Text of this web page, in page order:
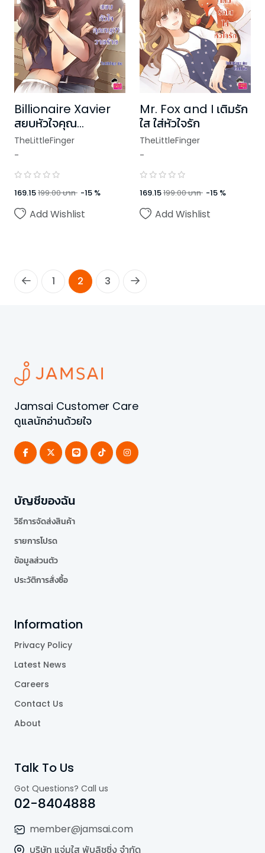
Billionaire Xavier
สยบหัวใจคุณ
หนู(?)วายร้าย
TheLittleFinger
-
169.15199.00บาท -15 %
Add Wishlist
Mr. Fox and I เติมรัก
ใส ใส่หัวใจรัก
TheLittleFinger
-
169.15199.00บาท -15 %
Add Wishlist
1 2 3
Jamsai Customer Care
ดูแลนักอ่านด้วยใจ
บัญชีของฉัน
วิธีการจัดส่งสินค้า
รายการโปรด
ข้อมูลส่วนตัว
ประวัติการสั่งซื้อ
Information
Privacy Policy
Latest News
Careers
Contact Us
About
Talk To Us
Got Questions? Call us
02-8404888
member@jamsai.com
บริษัท แจ่มใส พับลิชชิ่ง จำกัด